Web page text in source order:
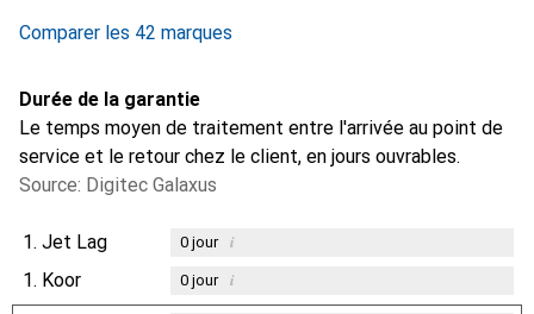
Comparer les 42 marques
Durée de la garantie
Le temps moyen de traitement entre l'arrivée au point de
service et le retour chez le client, en jours ouvrables.
Source: Digitec Galaxus
1. Jet Lag 0jour i
1. Koor 0jour i